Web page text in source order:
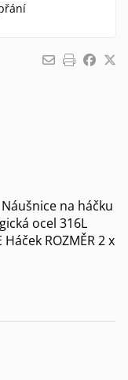
na háčku
ocel 316L
ROZMĚR 2 x